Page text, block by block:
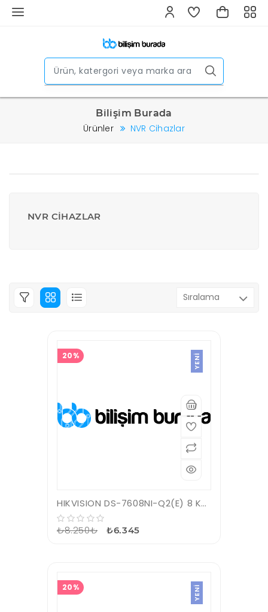
Bilişim Burada
Ürünler NVR Cihazlar
NVR CIHAZLAR
20% YENI
HIKVISION DS-7608NI-Q2(E) 8 KANAL VGA/HDMI 4K NVR KAYIT CİHAZI
₺8.250₺ ₺6.345
20% YENI